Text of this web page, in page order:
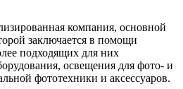
компания, основной
заключается в помощи
подходящих для них
освещения для фото- и
фототехники и аксессуаров.